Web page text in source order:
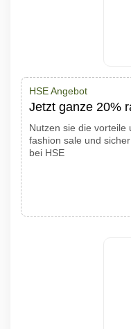
HSE Angebot
Jetzt ganze 20%
Nutzen sie die vorteile
fashion sale und
bei HSE